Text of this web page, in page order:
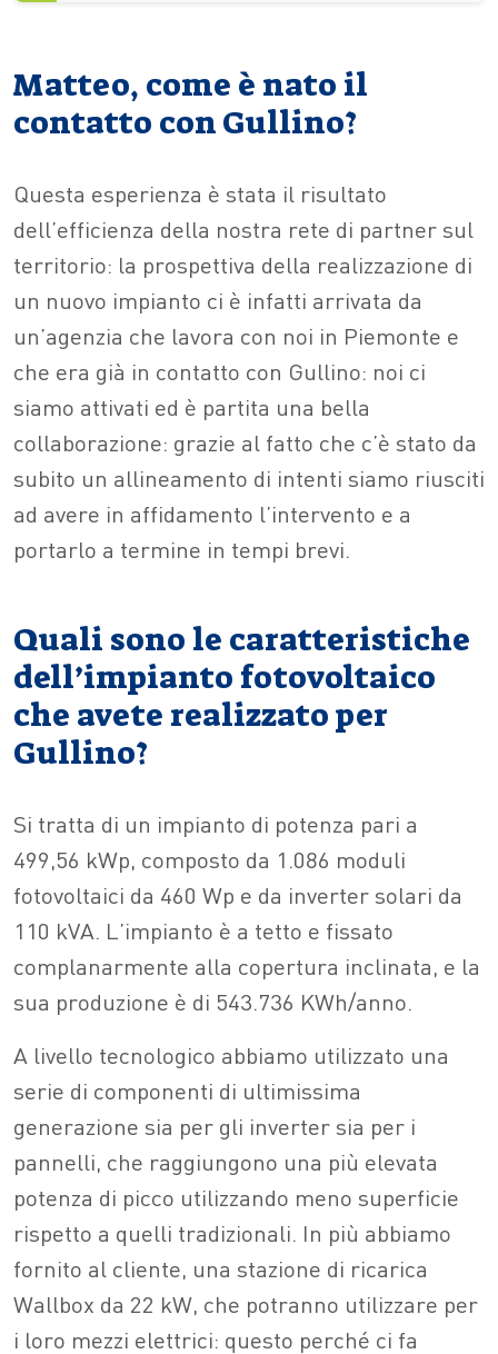
Matteo, come è nato il
contatto con Gullino?
Questa esperienza è stata il risultato
dell’efficienza della nostra rete di partner sul
territorio: la prospettiva della realizzazione di
un nuovo impianto ci è infatti arrivata da
un’agenzia che lavora con noi in Piemonte e
che era già in contatto con Gullino: noi ci
siamo attivati ed è partita una bella
collaborazione: grazie al fatto che c’è stato da
subito un allineamento di intenti siamo riusciti
ad avere in affidamento l’intervento e a
portarlo a termine in tempi brevi.
Quali sono le caratteristiche
dell’impianto fotovoltaico
che avete realizzato per
Gullino?
Si tratta di un impianto di potenza pari a
499,56 kWp, composto da 1.086 moduli
fotovoltaici da 460 Wp e da inverter solari da
110 kVA. L’impianto è a tetto e fissato
complanarmente alla copertura inclinata, e la
sua produzione è di 543.736 KWh/anno.
A livello tecnologico abbiamo utilizzato una
serie di componenti di ultimissima
generazione sia per gli inverter sia per i
pannelli, che raggiungono una più elevata
potenza di picco utilizzando meno superficie
rispetto a quelli tradizionali. In più abbiamo
fornito al cliente, una stazione di ricarica
Wallbox da 22 kW, che potranno utilizzare per
i loro mezzi elettrici: questo perché ci fa